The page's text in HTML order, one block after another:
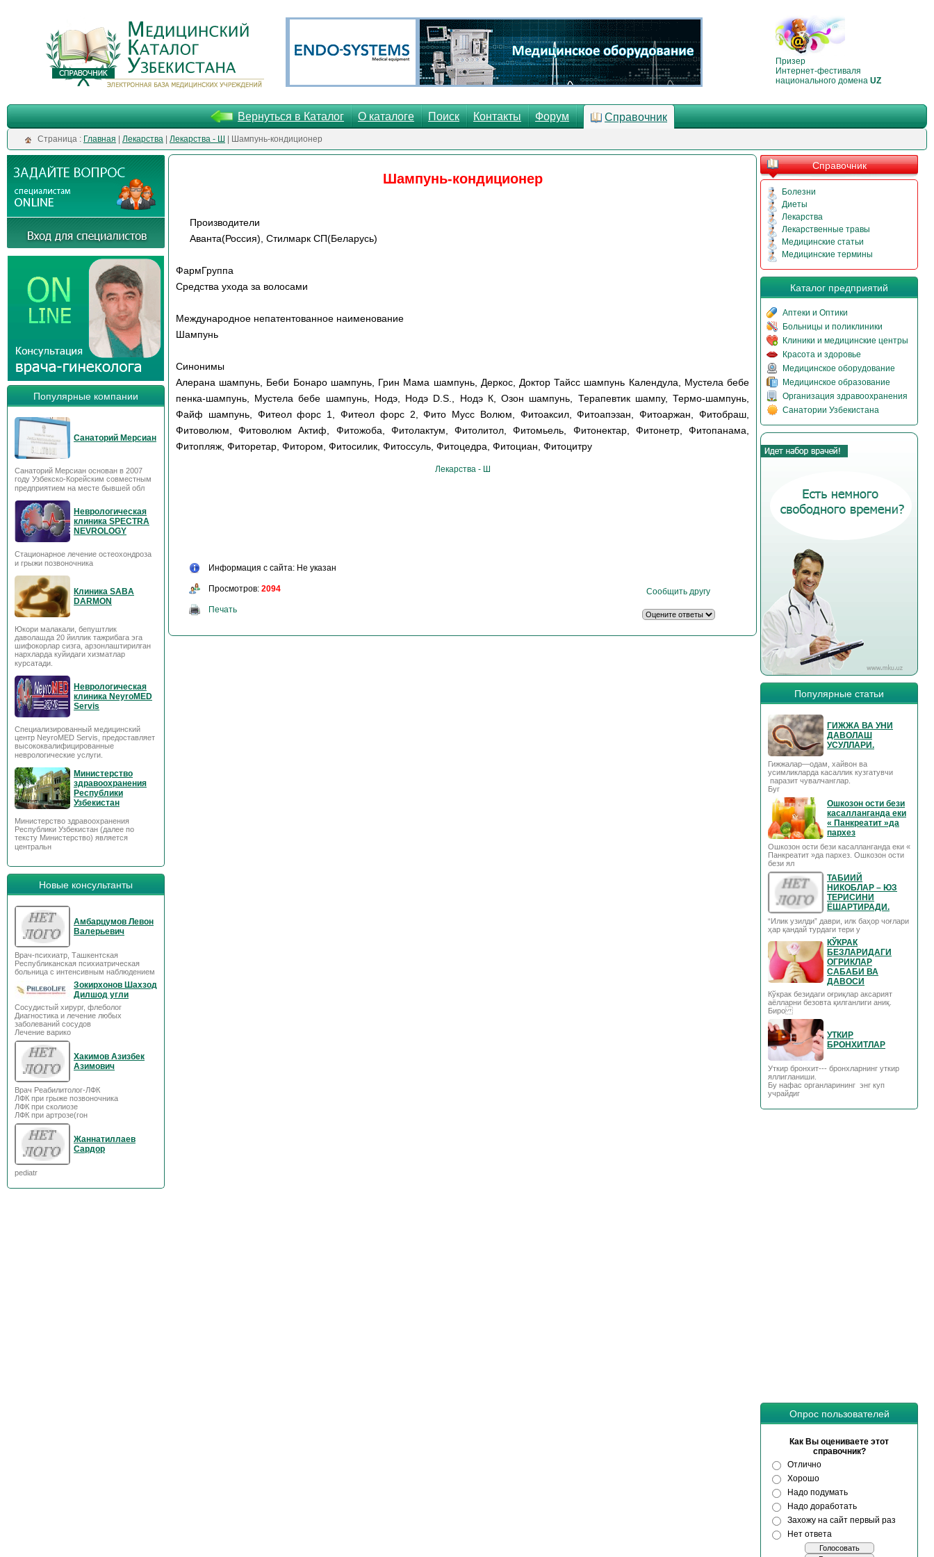
Призер
Интернет-фестиваля
национального домена UZ
Вернуться в Каталог О каталоге Поиск Контакты Форум Справочник
Cтраница : Главная Лекарства Лекарства - Ш | Шампунь-кондиционер
Популярные компании
Санаторий Мерсиан
Санаторий Мерсиан основан в 2007
году Узбекско-Корейским совместным
предприятием на месте бывшей обл
Неврологическая
клиника SPECTRA
NEVROLOGY
Стационарное лечение остеохондроза
и грыжи позвоночника
Клиника SABA
DARMON
Юкори малакали, бепуштлик
даволашда 20 йиллик тажрибага эга
шифокорлар сизга, арзонлаштирилган
нархларда куйидаги хизматлар
курсатади.
Неврологическая
клиника NeyroMED
Servis
Специализированный медицинский
центр NeyroMED Servis, предоставляет
высококвалифицированные
неврологические услуги.
Министерство
здравоохранения
Республики
Узбекистан
Министерство здравоохранения
Республики Узбекистан (далее по
тексту Министерство) является
центральн
Новые консультанты
Амбарцумов Левон
Валерьевич
Врач-психиатр, Ташкентская
Республиканская психиатрическая
больница с интенсивным наблюдением
Зокирхонов Шахзод
Дилшод угли
Сосудистый хирург, флеболог
Диагностика и лечение любых
заболеваний сосудов
Лечение варико
Хакимов Азизбек
Азимович
Врач Реабилитолог-ЛФК
ЛФК при грыже позвоночника
ЛФК при сколиозе
ЛФК при артрозе(гон
Жаннатиллаев
Сардор
pediatr
Шампунь-кондиционер
Производители
Аванта(Россия), Стилмарк СП(Беларусь)
ФармГруппа
Средства ухода за волосами
Международное непатентованное наименование
Шампунь
Синонимы
Алерана шампунь, Беби Бонаро шампунь, Грин Мама шампунь, Деркос, Доктор Тайсс шампунь Календула, Мустела бебе
пенка-шампунь, Мустела бебе шампунь, Нодэ, Нодэ D.S., Нодэ К, Озон шампунь, Терапевтик шампу, Термо-шампунь,
Файф шампунь, Фитеол форс 1, Фитеол форс 2, Фито Мусс Волюм, Фитоаксил, Фитоапэзан, Фитоаржан, Фитобраш,
Фитоволюм, Фитоволюм Актиф, Фитожоба, Фитолактум, Фитолитол, Фитомьель, Фитонектар, Фитонетр, Фитопанама,
Фитопляж, Фиторетар, Фитором, Фитосилик, Фитоссуль, Фитоцедра, Фитоциан, Фитоцитру
Лекарства - Ш
Информация с сайта: Не указан
Просмотров: 2094
Печать
Сообщить другу
Справочник
Болезни
Диеты
Лекарства
Лекарственные травы
Медицинские статьи
Медицинские термины
Каталог предприятий
Аптеки и Оптики
Больницы и поликлиники
Клиники и медицинские центры
Красота и здоровье
Медицинское оборудование
Медицинское образование
Организация здравоохранения
Санатории Узбекистана
Популярные статьи
ГИЖЖА ВА УНИ
ДАВОЛАШ
УСУЛЛАРИ.
Гижжалар—одам, хайвон ва
усимликларда касаллик кузгатувчи
паразит чувалчанглар.
Буг
Ошкозон ости бези
касалланганда еки
« Панкреатит »да
пархез
Ошкозон ости бези касалланганда еки «
Панкреатит »да пархез. Ошкозон ости
бези ял
ТАБИИЙ
НИКОБЛАР – ЮЗ
ТЕРИСИНИ
ЁШАРТИРАДИ.
“Илик узилди” даври, илк баҳор чоғлари
ҳар қандай турдаги тери у
КЎКРАК
БЕЗЛАРИДАГИ
ОГРИКЛАР
САБАБИ ВА
ДАВОСИ
Кўкрак безидаги оғриқлар аксарият
аёлларни безовта қилганлиги аниқ.
Биро
УТКИР
БРОНХИТЛАР
Уткир бронхит--- бронхларнинг уткир
яллигланиши.
Бу нафас органларининг энг куп
учрайдиг
Опрос пользователей
Как Вы оцениваете этот
справочник?
Отлично
Хорошо
Надо подумать
Надо доработать
Захожу на сайт первый раз
Нет ответа